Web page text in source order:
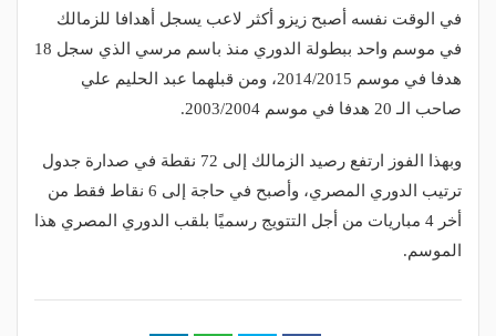
في الوقت نفسه أصبح زيزو أكثر لاعب يسجل أهدافا للزمالك
في موسم واحد ببطولة الدوري منذ باسم مرسي الذي سجل 18
هدفا في موسم 2014/2015، ومن قبلهما عبد الحليم علي
صاحب الـ 20 هدفا في موسم 2003/2004.
وبهذا الفوز ارتفع رصيد الزمالك إلى 72 نقطة في صدارة جدول
ترتيب الدوري المصري، وأصبح في حاجة إلى 6 نقاط فقط من
أخر 4 مباريات من أجل التتويج رسميًا بلقب الدوري المصري هذا
الموسم.